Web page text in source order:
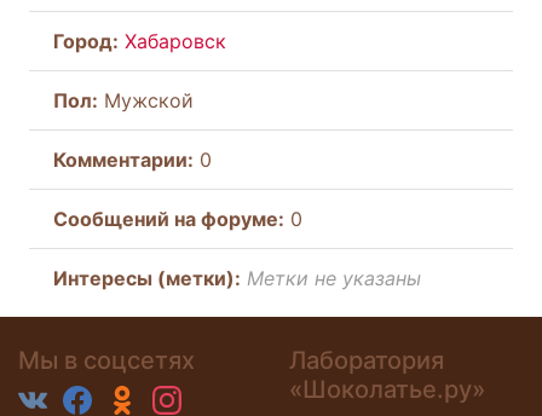
Город: Хабаровск
Пол: Мужской
Комментарии: 0
Cообщений на форуме: 0
Интересы (метки): Метки не указаны
Мы в соцсетях
Лаборатория
«Шоколатье.ру»